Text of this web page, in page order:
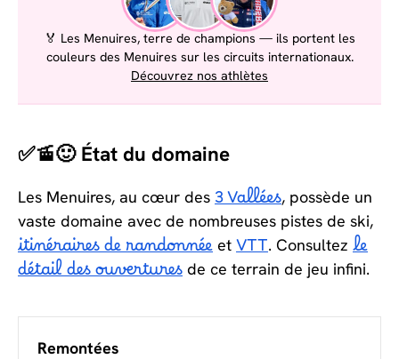
🏅 Les Menuires, terre de champions — ils portent les
couleurs des Menuires sur les circuits internationaux.
Découvrez nos athlètes
✅🚡🙂 État du domaine
Les Menuires, au cœur des 3 Vallées, possède un
vaste domaine avec de nombreuses pistes de ski,
itinéraires de randonnée et VTT. Consultez le
détail des ouvertures de ce terrain de jeu infini.
Remontées